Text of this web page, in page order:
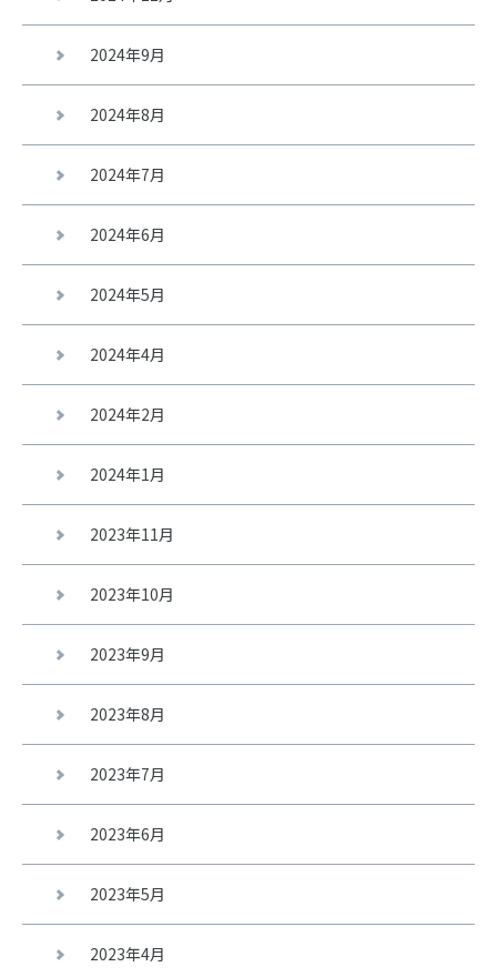
2024年9月
2024年8月
2024年7月
2024年6月
2024年5月
2024年4月
2024年2月
2024年1月
2023年11月
2023年10月
2023年9月
2023年8月
2023年7月
2023年6月
2023年5月
2023年4月